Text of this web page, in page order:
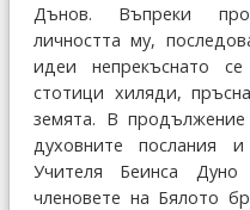
Дънов. Въпреки
личността му,
идеи непрекъснато
стотици хиляди,
земята. В
духовните послания
Учителя Беинса
членовете на Бялото